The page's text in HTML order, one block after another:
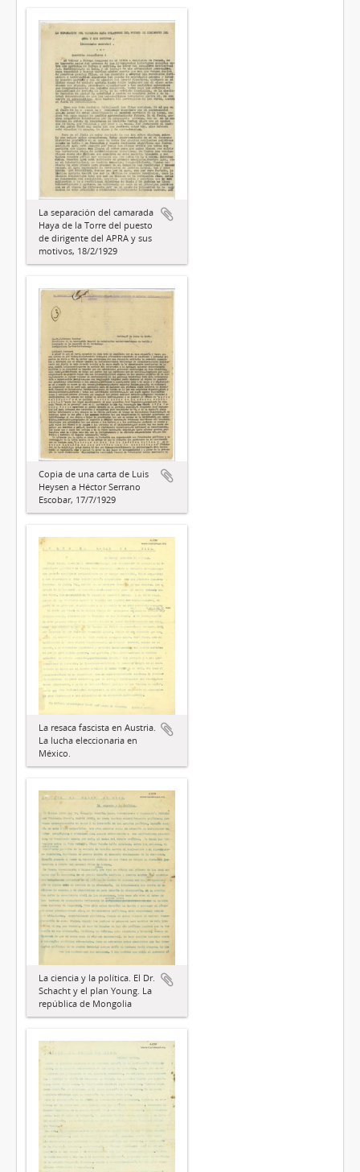
La separación del camarada
Haya de la Torre del puesto
de dirigente del APRA y sus
motivos, 18/2/1929
Copia de una carta de Luis
Heysen a Héctor Serrano
Escobar, 17/7/1929
La resaca fascista en Austria.
La lucha eleccionaria en
México.
La ciencia y la política. El Dr.
Schacht y el plan Young. La
república de Mongolia